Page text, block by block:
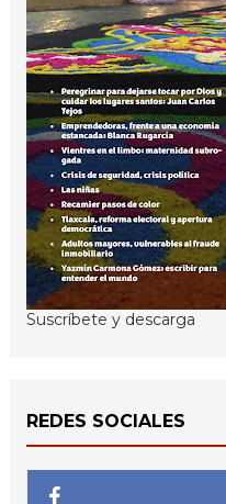
Suscríbete y descarga
REDES SOCIALES